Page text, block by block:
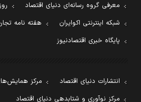
معرفی گروه رسانه‌ای دنیای اقتصاد
شبکه اینترنتی اکوایران
هفته نامه
پایگاه خبری اقتصادنیوز
انتشارات دنیای اقتصاد
مرکز
مرکز نوآوری و شتابدهی دنیای اقتصاد